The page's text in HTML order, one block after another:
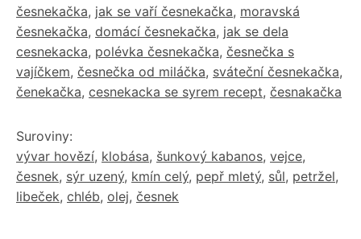
česnekačka, jak se vaří česnekačka, moravská
česnekačka, domácí česnekačka, jak se dela
cesnekacka, polévka česnekačka, česnečka s
vajíčkem, česnečka od miláčka, sváteční česnekačka,
čenekačka, cesnekacka se syrem recept, česnakačka
Suroviny:
vývar hovězí, klobása, šunkový kabanos, vejce,
česnek, sýr uzený, kmín celý, pepř mletý, sůl, petržel,
libeček, chléb, olej, česnek